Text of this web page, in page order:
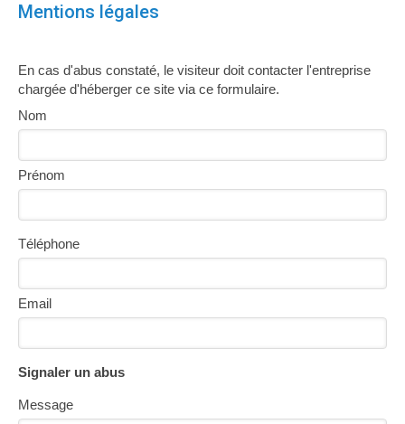
Mentions légales
En cas d'abus constaté, le visiteur doit contacter l'entreprise
chargée d'héberger ce site via ce formulaire.
Nom
Prénom
Téléphone
Email
Signaler un abus
Message